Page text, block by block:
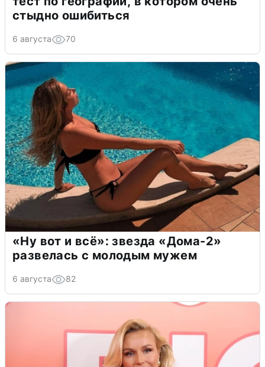
стыдно ошибиться
6 августа 70
«Ну вот и всё»: звезда «Дома-2»
развелась с молодым мужем
6 августа 82